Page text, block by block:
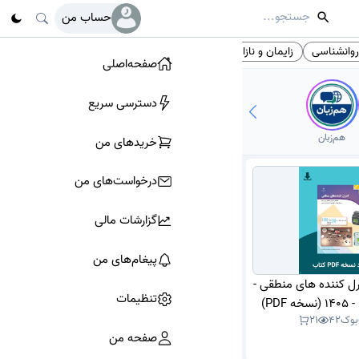
حساب من
روانشناسی زایمان و نازایی
هم‌زبان
کننده های منطقی -
42
21
صفحه‌اصلی
دسترسی سریع
خرید‌های من
درخواست‌های من
گزارشات مالی
پیغام‌های من
تنظیمات
صفحه من